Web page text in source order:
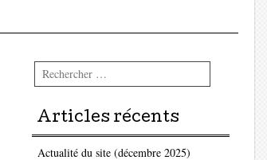
Rechercher
Articles récents
Actualité du site (décembre 2025)